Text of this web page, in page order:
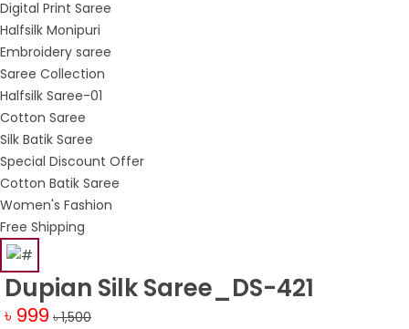
Digital Print Saree
Halfsilk Monipuri
Embroidery saree
Saree Collection
Halfsilk Saree-01
Cotton Saree
Silk Batik Saree
Special Discount Offer
Cotton Batik Saree
Women's Fashion
Free Shipping
Dupian Silk Saree_DS-421
৳ 999 ৳ 1,500